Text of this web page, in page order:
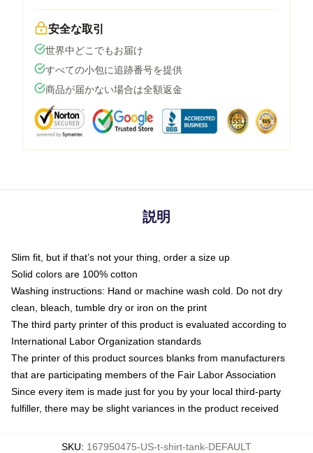
安全な取引
世界中どこでもお届け
すべての小包に追跡番号を提供
商品が届かない場合は全額返金
説明
Slim fit, but if that’s not your thing, order a size up
Solid colors are 100% cotton
Washing instructions: Hand or machine wash cold. Do not dry
clean, bleach, tumble dry or iron on the print
The third party printer of this product is evaluated according to
International Labor Organization standards
The printer of this product sources blanks from manufacturers
that are participating members of the Fair Labor Association
Since every item is made just for you by your local third-party
fulfiller, there may be slight variances in the product received
SKU: 167950475-US-t-shirt-tank-DEFAULT